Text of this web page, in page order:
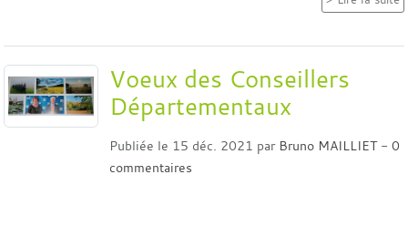
Voeux des Conseillers
Départementaux
Publiée le 15 déc. 2021 par Bruno MAILLIET - 0
commentaires